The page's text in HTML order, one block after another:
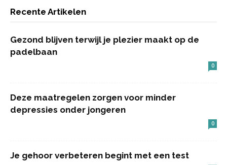
Recente Artikelen
Gezond blijven terwijl je plezier maakt op de
padelbaan
0
Deze maatregelen zorgen voor minder
depressies onder jongeren
0
Je gehoor verbeteren begint met een test